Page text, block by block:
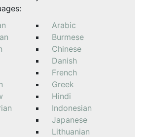
Arabic
Burmese
Chinese
Danish
French
Greek
Hindi
Indonesian
Japanese
Lithuanian